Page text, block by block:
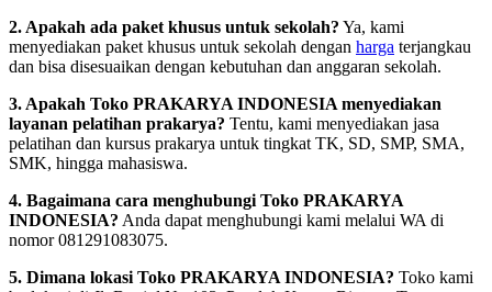
2. Apakah ada paket khusus untuk sekolah? Ya, kami
menyediakan paket khusus untuk sekolah dengan harga terjangkau
dan bisa disesuaikan dengan kebutuhan dan anggaran sekolah.
3. Apakah Toko PRAKARYA INDONESIA menyediakan
layanan pelatihan prakarya? Tentu, kami menyediakan jasa
pelatihan dan kursus prakarya untuk tingkat TK, SD, SMP, SMA,
SMK, hingga mahasiswa.
4. Bagaimana cara menghubungi Toko PRAKARYA
INDONESIA? Anda dapat menghubungi kami melalui WA di
nomor 081291083075.
5. Dimana lokasi Toko PRAKARYA INDONESIA? Toko kami